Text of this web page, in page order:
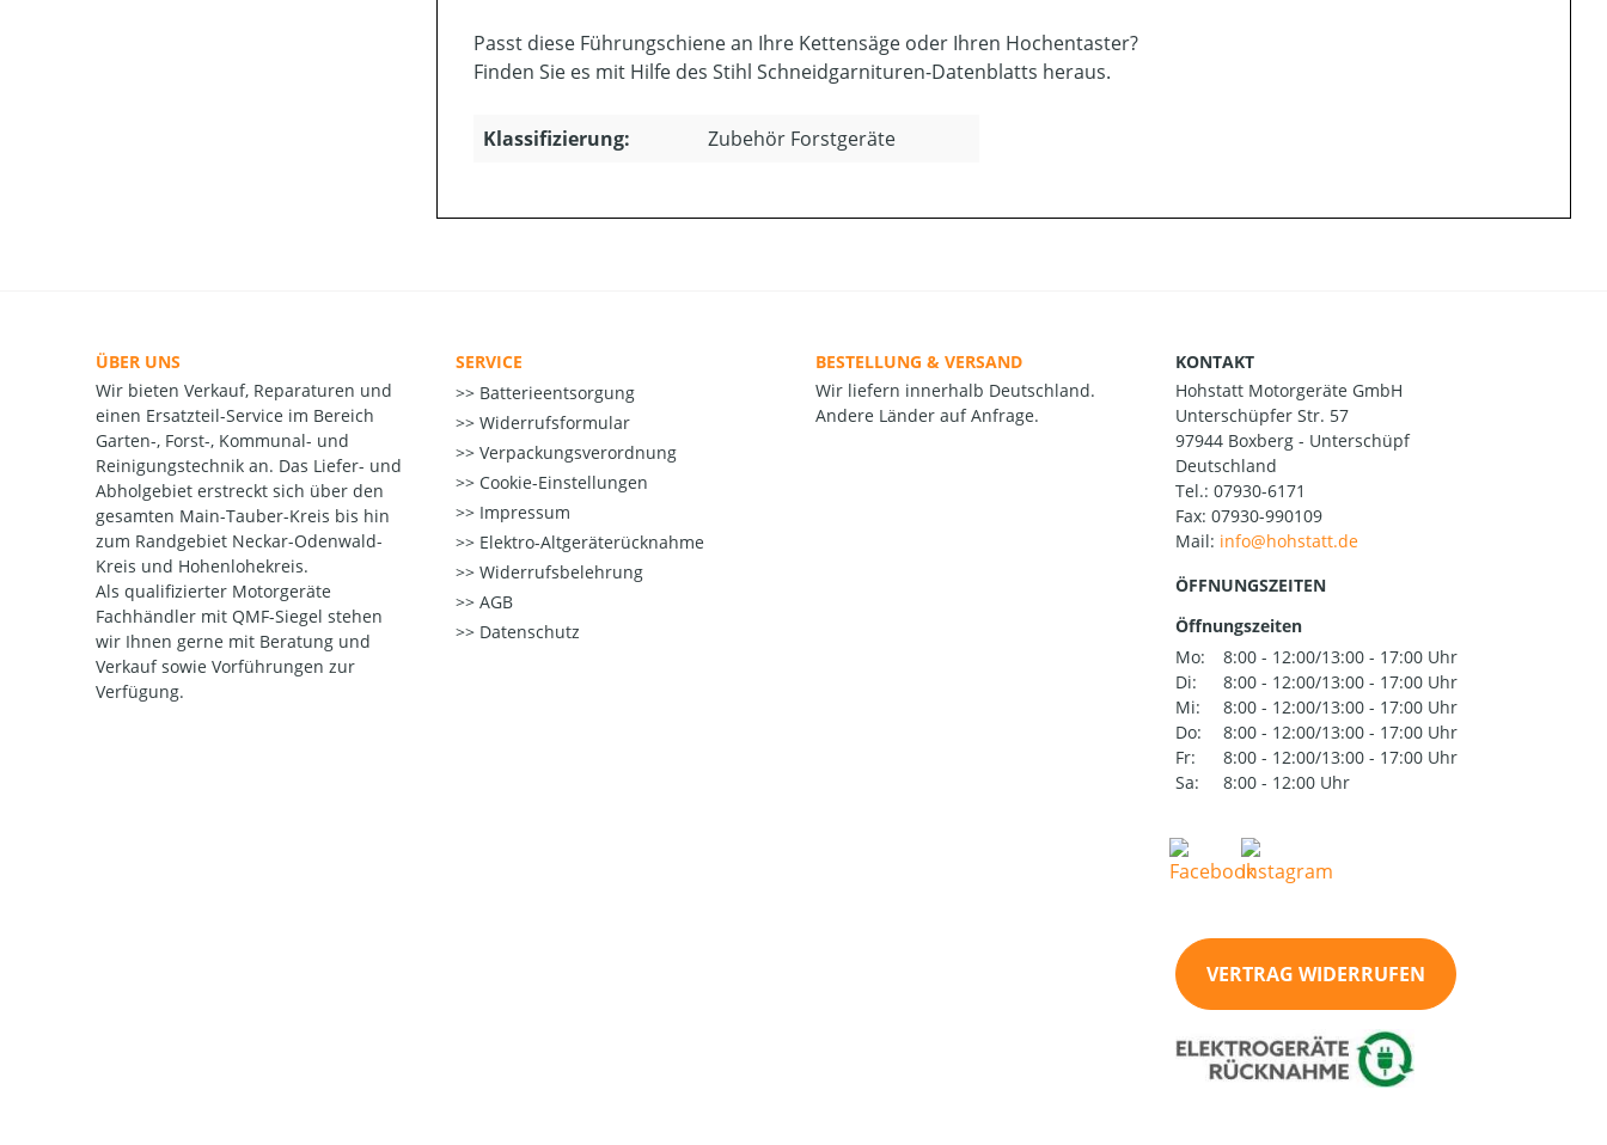
Passt diese Führungschiene an Ihre Kettensäge oder Ihren Hochentaster?
Finden Sie es mit Hilfe des Stihl Schneidgarnituren-Datenblatts heraus.
Klassifizierung: Zubehör Forstgeräte
ÜBER UNS
Wir bieten Verkauf, Reparaturen und
einen Ersatzteil-Service im Bereich
Garten-, Forst-, Kommunal- und
Reinigungstechnik an. Das Liefer- und
Abholgebiet erstreckt sich über den
gesamten Main-Tauber-Kreis bis hin
zum Randgebiet Neckar-Odenwald-
Kreis und Hohenlohekreis.
Als qualifizierter Motorgeräte
Fachhändler mit QMF-Siegel stehen
wir Ihnen gerne mit Beratung und
Verkauf sowie Vorführungen zur
Verfügung.
SERVICE
Batterieentsorgung
Widerrufsformular
Verpackungsverordnung
Cookie-Einstellungen
Impressum
Elektro-Altgeräterücknahme
Widerrufsbelehrung
AGB
Datenschutz
BESTELLUNG & VERSAND
Wir liefern innerhalb Deutschland.
Andere Länder auf Anfrage.
KONTAKT
Hohstatt Motorgeräte GmbH
Unterschüpfer Str. 57
97944 Boxberg - Unterschüpf
Deutschland
Tel.: 07930-6171
Fax: 07930-990109
Mail:
ÖFFNUNGSZEITEN
Öffnungszeiten
Mo:
8:00 - 12:00/13:00 - 17:00 Uhr
Di:
8:00 - 12:00/13:00 - 17:00 Uhr
Mi:
8:00 - 12:00/13:00 - 17:00 Uhr
Do:
8:00 - 12:00/13:00 - 17:00 Uhr
Fr:
8:00 - 12:00/13:00 - 17:00 Uhr
Sa:
8:00 - 12:00 Uhr
VERTRAG WIDERRUFEN